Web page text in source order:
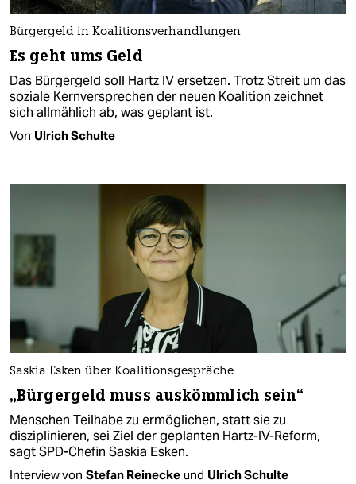
Bürgergeld in Koalitionsverhandlungen
Es geht ums Geld
Das Bürgergeld soll Hartz IV ersetzen. Trotz Streit um das
soziale Kernversprechen der neuen Koalition zeichnet
sich allmählich ab, was geplant ist.
Von Ulrich Schulte
Saskia Esken über Koalitionsgespräche
„Bürgergeld muss auskömmlich sein“
Menschen Teilhabe zu ermöglichen, statt sie zu
disziplinieren, sei Ziel der geplanten Hartz-IV-Reform,
sagt SPD-Chefin Saskia Esken.
Interview von Stefan Reinecke und Ulrich Schulte